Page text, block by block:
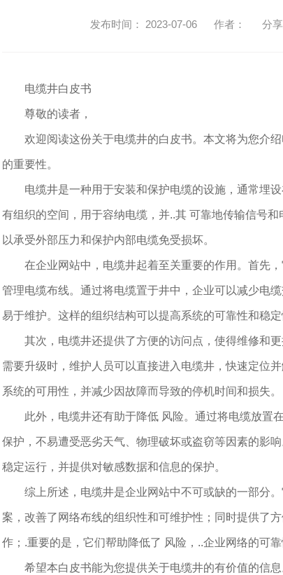
发布时间： 2023-07-06 作者： 分
电缆井白皮书
尊敬的读者，
欢迎阅读这份关于电缆井的白皮书。本文将为您介
的重要性。
电缆井是一种用于安装和保护电缆的设施，通常埋
有组织的空间，用于容纳电缆，并..其 可靠地传输信号和
以承受外部压力和保护内部电缆免受损坏。
在企业网站中，电缆井起着至关重要的作用。首先
管理电缆布线。通过将电缆置于井中，企业可以减少电
易于维护。这样的组织结构可以提高系统的可靠性和稳
其次，电缆井还提供了方便的访问点，使得维修和
需要升级时，维护人员可以直接进入电缆井，快速定位
系统的可用性，并减少因故障而导致的停机时间和损失。
此外，电缆井还有助于降低 风险。通过将电缆放置
保护，不易遭受恶劣天气、物理破坏或盗窃等因素的影
稳定运行，并提供对敏感数据和信息的保护。
综上所述，电缆井是企业网站中不可或缺的一部分
案，改善了网络布线的组织性和可维护性；同时提供了
作；.重要的是，它们帮助降低了 风险，..企业网络的可靠
希望本白皮书能为您提供关于电缆井的有价值的信